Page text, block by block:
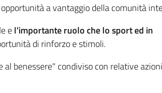
a vantaggio della comunità
el’importante ruolo che lo sport ed in
di rinforzo e stimoli.
al benessere" condiviso con relative